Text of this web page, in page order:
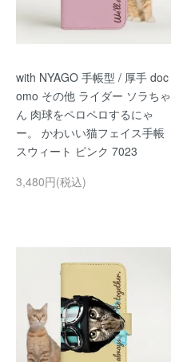
with NYAGO 手帳型 / 厚手 doc
omo その他 ライダー ソラちゃ
ん 肉球をペロペロするにゃ
ー。 かわいい猫フェイス手帳
スウィート ピンク 7023
3,480円(税込)